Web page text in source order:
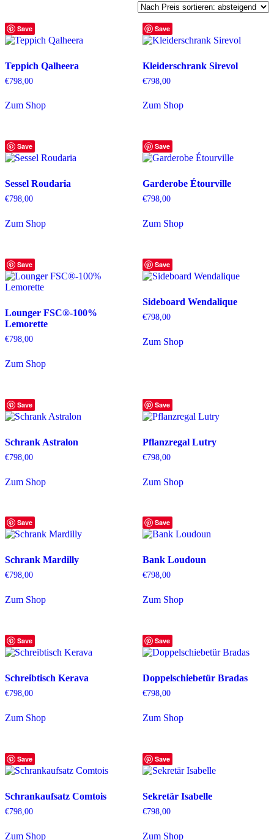
Save
Teppich Qalheera
€798,00
Zum Shop
Save
Kleiderschrank Sirevol
€798,00
Zum Shop
Save
Sessel Roudaria
€798,00
Zum Shop
Save
Garderobe Étourville
€798,00
Zum Shop
Save
Lounger FSC®-100%
Lemorette
€798,00
Zum Shop
Save
Sideboard Wendalique
€798,00
Zum Shop
Save
Schrank Astralon
€798,00
Zum Shop
Save
Pflanzregal Lutry
€798,00
Zum Shop
Save
Schrank Mardilly
€798,00
Zum Shop
Save
Bank Loudoun
€798,00
Zum Shop
Save
Schreibtisch Kerava
€798,00
Zum Shop
Save
Doppelschiebetür Bradas
€798,00
Zum Shop
Save
Schrankaufsatz Comtois
€798,00
Zum Shop
Save
Sekretär Isabelle
€798,00
Zum Shop